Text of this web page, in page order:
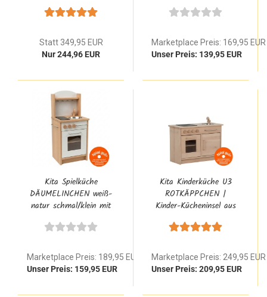
Holz
Statt 349,95 EUR
Nur 244,96 EUR
Kindergarten
Marketplace Preis: 169,95 EUR
Unser Preis: 139,95 EUR
Kita Spielküche
DÄUMELINCHEN weiß-
natur schmal/klein mit
Herd & Backofen
Marketplace Preis: 189,95 EUR
Unser Preis: 159,95 EUR
Kita Kinderküche U3
ROTKÄPPCHEN |
Kinder-Kücheninsel aus
für Einrichtungen
Marketplace Preis: 249,95 EUR
Unser Preis: 209,95 EUR